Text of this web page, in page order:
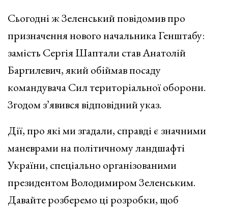
Сьогодні ж Зеленський повідомив про
призначення нового начальника Генштабу:
замість Сергія Шаптали став Анатолій
Баргилевич, який обіймав посаду
командувача Сил територіальної оборони.
Згодом з’явився відповідний указ.
Дії, про які ми згадали, справді є значними
маневрами на політичному ландшафті
України, спеціально організованими
президентом Володимиром Зеленським.
Давайте розберемо ці розробки, щоб